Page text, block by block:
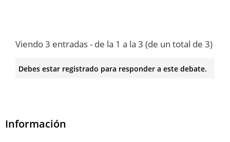
Viendo 3 entradas - de la 1 a la 3 (de un total de 3)
Debes estar registrado para responder a este debate.
Información